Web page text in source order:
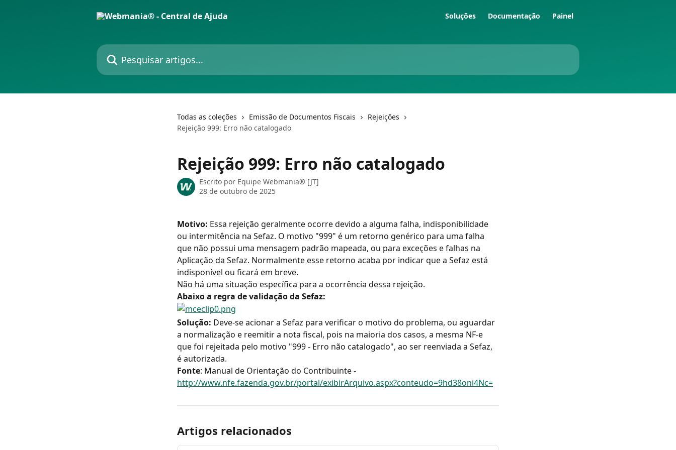
Soluções Documentação Painel
Pesquisar artigos...
Todas as coleções Emissão de Documentos Fiscais
Rejeições
Rejeição 999: Erro não catalogado
Rejeição 999: Erro não catalogado
Escrito por Equipe Webmania® [JT]
28 de outubro de 2025
Motivo: Essa rejeição geralmente ocorre devido a alguma falha, indisponibilidade
ou intermitência na Sefaz. O motivo "999" é um retorno genérico para uma falha
que não possui uma mensagem padrão mapeada, ou para exceções e falhas na
Aplicação da Sefaz. Normalmente esse retorno acaba por indicar que a Sefaz está
indisponível ou ficará em breve.
Não há uma situação específica para a ocorrência dessa rejeição.
Abaixo a regra de validação da Sefaz:
Solução: Deve-se acionar a Sefaz para verificar o motivo do problema, ou aguardar
a normalização e reemitir a nota fiscal, pois na maioria dos casos, a mesma NF-e
que foi rejeitada pelo motivo "999 - Erro não catalogado", ao ser reenviada a Sefaz,
é autorizada.
Fonte: Manual de Orientação do Contribuinte -
http://www.nfe.fazenda.gov.br/portal/exibirArquivo.aspx?conteudo=9hd38oni4Nc=
Artigos relacionados